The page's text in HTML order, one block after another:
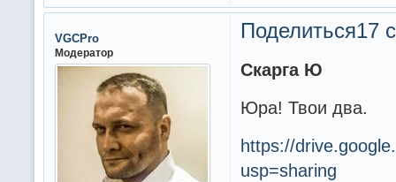
Поделиться17
VGCPro
Модератор
Скарга Ю
Юра! Твои два.
https://
usp=sharing